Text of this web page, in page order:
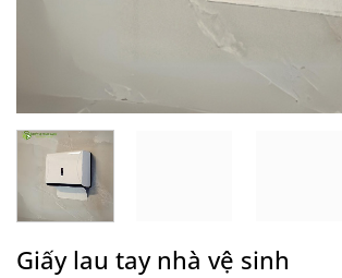
Giấy lau tay nhà vệ sinh